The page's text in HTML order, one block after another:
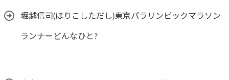
堀越信司(ほりこしただし)東京パラリンピックマラソン
ランナーどんなひと?